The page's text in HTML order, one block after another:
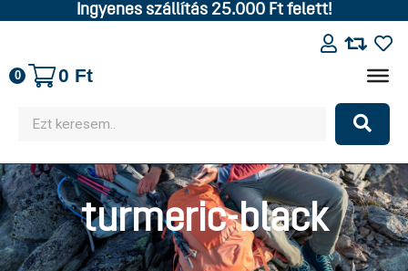
Ingyenes szállítás 25.000 Ft felett!
0 0 Ft
turmeric-black